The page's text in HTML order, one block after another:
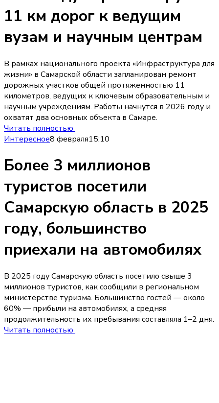
11 км дорог к ведущим
вузам и научным центрам
В рамках национального проекта «Инфраструктура для
жизни» в Самарской области запланирован ремонт
дорожных участков общей протяженностью 11
километров, ведущих к ключевым образовательным и
научным учреждениям. Работы начнутся в 2026 году и
охватят два основных объекта в Самаре.
Читать полностью
Интересное8 февраля15:10
Более 3 миллионов
туристов посетили
Самарскую область в 2025
году, большинство
приехали на автомобилях
В 2025 году Самарскую область посетило свыше 3
миллионов туристов, как сообщили в региональном
министерстве туризма. Большинство гостей — около
60% — прибыли на автомобилях, а средняя
продолжительность их пребывания составляла 1–2 дня.
Читать полностью